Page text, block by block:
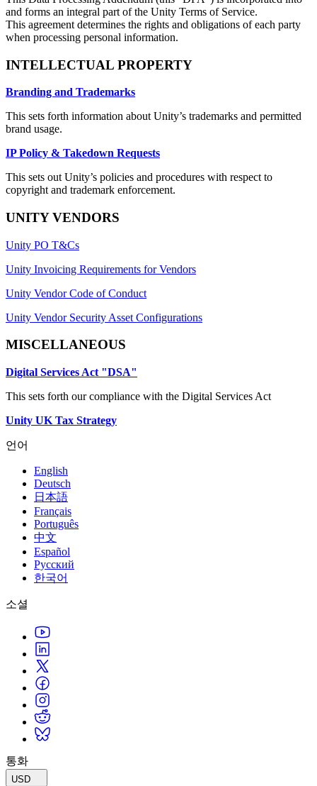
and forms an integral part of the Unity Terms of Service.
This agreement determines the rights and obligations of each party
when processing personal information.
INTELLECTUAL PROPERTY
Branding and Trademarks
This sets forth information about Unity’s trademarks and permitted
brand usage.
IP Policy & Takedown Requests
This sets out Unity’s policies and procedures with respect to
copyright and trademark enforcement.
UNITY VENDORS
Unity PO T&Cs
Unity Invoicing Requirements for Vendors
Unity Vendor Code of Conduct
Unity Vendor Security Asset Configurations
MISCELLANEOUS
Digital Services Act "DSA"
This sets forth our compliance with the Digital Services Act
Unity UK Tax Strategy
언어
English
Deutsch
日本語
Français
Português
中文
Español
Русский
한국어
소셜
통화
USD